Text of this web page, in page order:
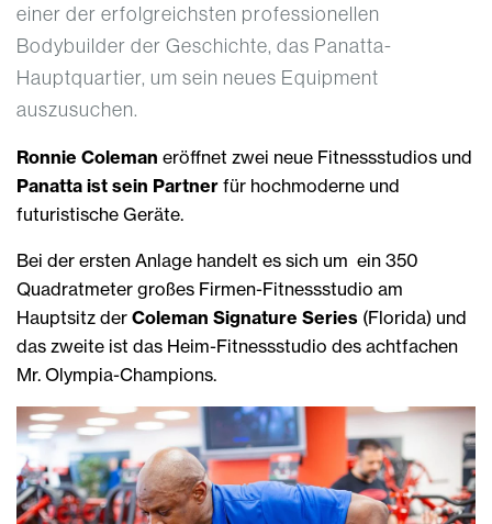
einer der erfolgreichsten professionellen
Bodybuilder der Geschichte, das Panatta-
Hauptquartier, um sein neues Equipment
auszusuchen.
Ronnie Coleman eröffnet zwei neue Fitnessstudios und
Panatta ist sein Partner für hochmoderne und
futuristische Geräte.
Bei der ersten Anlage handelt es sich um ein 350
Quadratmeter großes Firmen-Fitnessstudio am
Hauptsitz der Coleman Signature Series (Florida) und
das zweite ist das Heim-Fitnessstudio des achtfachen
Mr. Olympia-Champions.